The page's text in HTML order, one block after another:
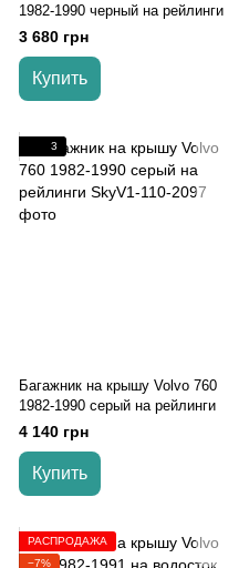
1982-1990 черный на рейлинги
3 680 грн
Купить
3
Багажник на крышу Volvo 760
1982-1990 серый на рейлинги
4 140 грн
Купить
РАСПРОДАЖА
−7%